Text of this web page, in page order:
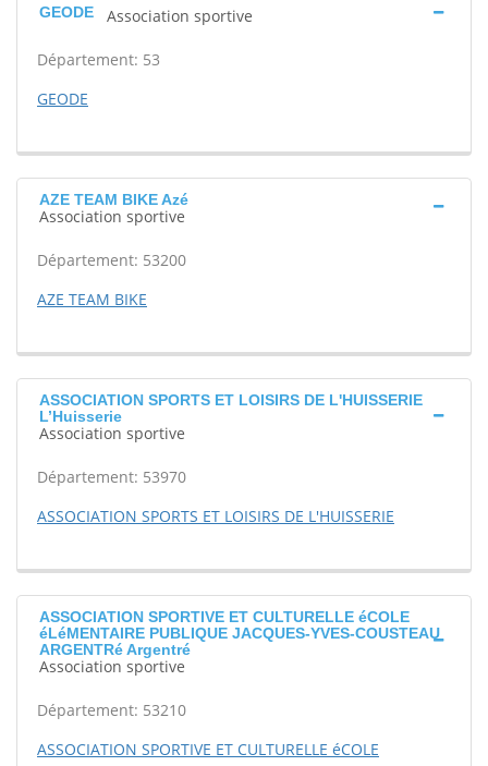
GEODE Association sportive
Département: 53
GEODE
AZE TEAM BIKE Azé
Association sportive
Département: 53200
AZE TEAM BIKE
ASSOCIATION SPORTS ET LOISIRS DE L'HUISSERIE
L’Huisserie
Association sportive
Département: 53970
ASSOCIATION SPORTS ET LOISIRS DE L'HUISSERIE
ASSOCIATION SPORTIVE ET CULTURELLE éCOLE
éLéMENTAIRE PUBLIQUE JACQUES-YVES-COUSTEAU
ARGENTRé Argentré
Association sportive
Département: 53210
ASSOCIATION SPORTIVE ET CULTURELLE éCOLE